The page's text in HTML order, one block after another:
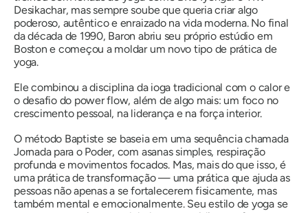
Desikachar, mas sempre soube que queria criar algo
poderoso, autêntico e enraizado na vida moderna. No final
da década de 1990, Baron abriu seu próprio estúdio em
Boston e começou a moldar um novo tipo de prática de
yoga.
Ele combinou a disciplina da ioga tradicional com o calor e
o desafio do power flow, além de algo mais: um foco no
crescimento pessoal, na liderança e na força interior.
O método Baptiste se baseia em uma sequência chamada
Jornada para o Poder, com asanas simples, respiração
profunda e movimentos focados. Mas, mais do que isso, é
uma prática de transformação — uma prática que ajuda as
pessoas não apenas a se fortalecerem fisicamente, mas
também mental e emocionalmente. Seu estilo de yoga se